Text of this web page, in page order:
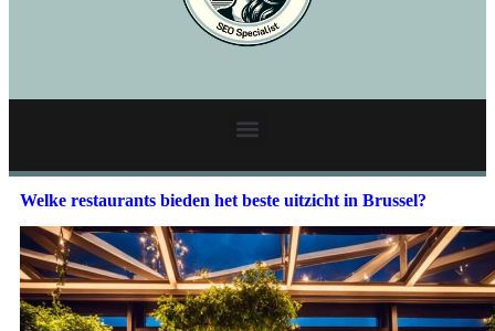
Welke restaurants bieden het beste uitzicht in Brussel?